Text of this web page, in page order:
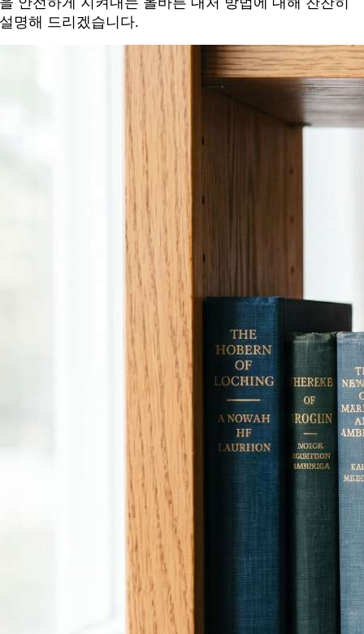
설명해 드리겠습니다.